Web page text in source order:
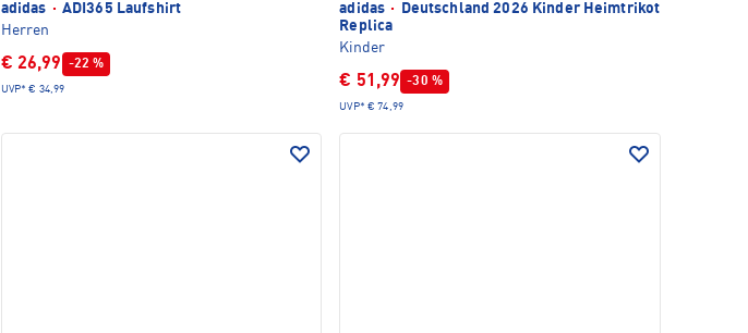
adidas · ADI365 Laufshirt
Herren
€ 26,99 -22 %
UVP* € 34,99
adidas ·
Deutschland 2026 Kinder Heimtrikot
Replica
Kinder
€ 51,99 -30 %
UVP* € 74,99